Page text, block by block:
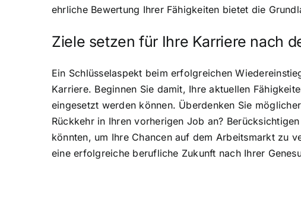
ehrliche Bewertung Ihrer Fähigkeiten bietet die
Ziele setzen für Ihre Karriere nach
Ein Schlüsselaspekt beim erfolgreichen
Karriere. Beginnen Sie damit, Ihre aktuellen
eingesetzt werden können. Überdenken Sie
Rückkehr in Ihren vorherigen Job an?
könnten, um Ihre Chancen auf dem Arbeitsmarkt zu
eine erfolgreiche berufliche Zukunft nach Ihrer